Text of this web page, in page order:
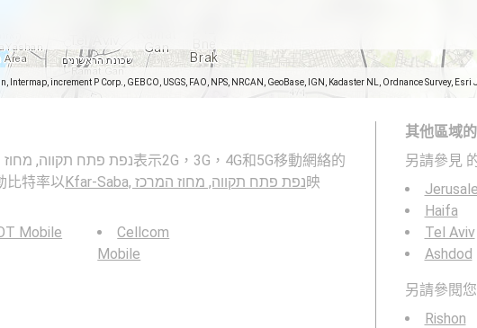
Intermap, increment P Corp., GEBCO, USGS, FAO, NPS, NRCAN, GeoBase, IGN, Kadaster NL, Ordnance Survey,
比特率以
Kfar-Saba, נפת פתח תקווה, מחוז המרכז映
Mobile
Cellcom
Mobile
其他區域
另請參見
Haifa
Tel Aviv
Ashdod
另請參閱
Rishon